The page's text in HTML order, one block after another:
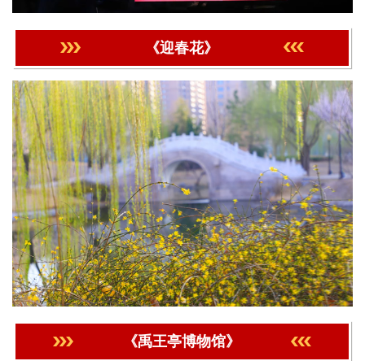
《迎春花》
《禹王亭博物馆》